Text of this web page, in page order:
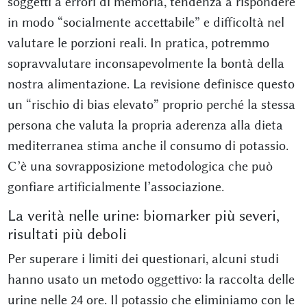
in modo “socialmente accettabile” e difficoltà nel
valutare le porzioni reali. In pratica, potremmo
sopravvalutare inconsapevolmente la bontà della
nostra alimentazione. La revisione definisce questo
un “rischio di bias elevato” proprio perché la stessa
persona che valuta la propria aderenza alla dieta
mediterranea stima anche il consumo di potassio.
C’è una sovrapposizione metodologica che può
gonfiare artificialmente l’associazione.
La verità nelle urine: biomarker più severi,
risultati più deboli
Per superare i limiti dei questionari, alcuni studi
hanno usato un metodo oggettivo: la raccolta delle
urine nelle 24 ore. Il potassio che eliminiamo con le